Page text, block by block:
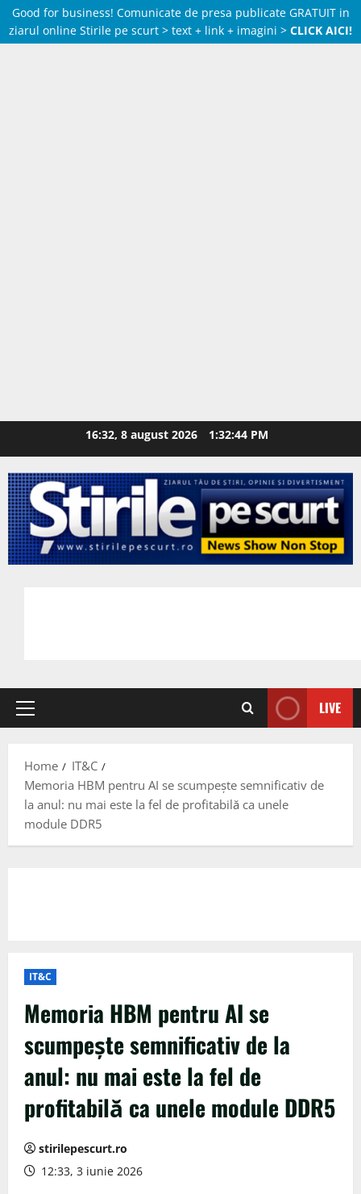
Good for business! Comunicate de presa publicate GRATUIT in
ziarul online Stirile pe scurt > text + link + imagini > CLICK AICI!
16:32, 8 august 2026 1:32:45 PM
Primary
LIVE
Home
IT&C
Memoria HBM pentru AI se scumpește semnificativ de
la anul: nu mai este la fel de profitabilă ca unele
module DDR5
IT&C
Memoria HBM pentru AI se
scumpește semnificativ de la
anul: nu mai este la fel de
profitabilă ca unele module DDR5
stirilepescurt.ro
12:33, 3 iunie 2026